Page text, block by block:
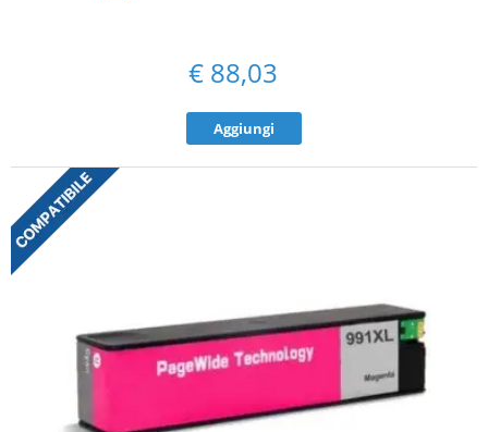
€ 88,03
Aggiungi